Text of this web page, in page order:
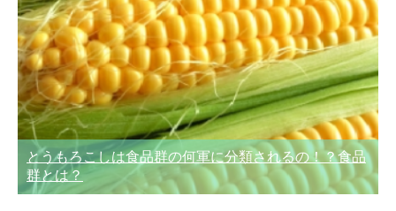
とうもろこしは食品群の何軍に分類されるの！？食品
群とは？